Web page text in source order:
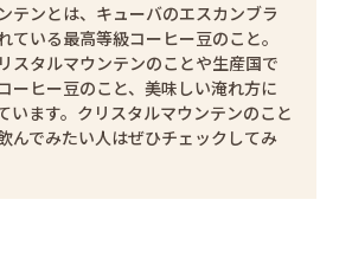
テンとは、キューバのエスカンブラ
ている最高等級コーヒー豆のこと。
スタルマウンテンのことや生産国で
ーヒー豆のこと、美味しい淹れ方に
います。クリスタルマウンテンのこと
んでみたい人はぜひチェックしてみ